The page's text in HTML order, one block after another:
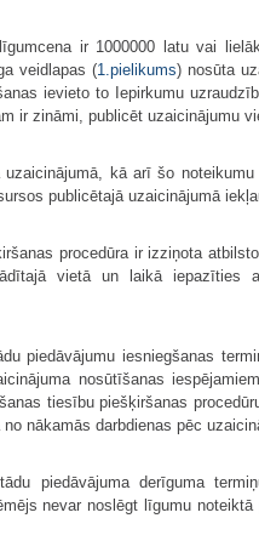
ir 1000000 latu vai
veidlapas (1.pielikums) nosūta
ievieto to Iepirkumu
ir zināmi, publicēt uzaicinājumu
uzaicinājumā, kā arī šo noteikumu
publicētajā uzaicinājumā
procedūra ir izziņota
vietā un laikā
piedāvājumu iesniegšanas
nosūtīšanas
tiesību piešķiršanas
nākamās darbdienas pēc
piedāvājuma derīguma
nevar noslēgt līgumu